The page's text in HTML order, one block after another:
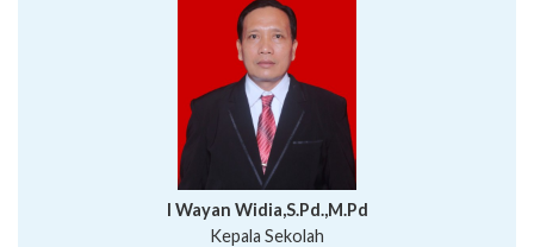
I Wayan Widia,S.Pd.,M.Pd
Kepala Sekolah